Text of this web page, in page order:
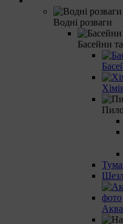
Водні розваги
Басейни